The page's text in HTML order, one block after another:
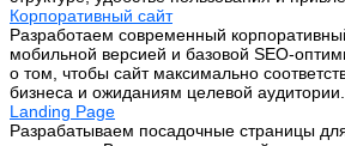
Корпоративный сайт
Разработаем современный
мобильной версией и базовой SEO-
о том, чтобы сайт максимально
бизнеса и ожиданиям целевой аудитории.
Landing Page
Разрабатываем посадочные страницы